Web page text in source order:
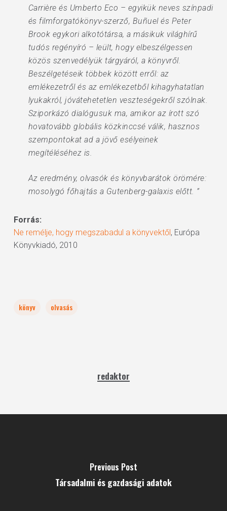
Carrière és Umberto Eco – egyikük neves színpadi
és filmforgatókönyv-szerző, Buñuel és Peter
Brook egykori alkotótársa, a másikuk világhírű
tudós regényíró – leült, hogy elbeszélgessen
közös szenvedélyük tárgyáról, a könyvről.
Beszélgetéseik többek között erről: az
emlékezetről és az emlékezetből kihagyhatatlan
lyukakról, jóvátehetetlen veszteségekről szólnak.
Sziporkázó dialógusuk ma, amikor az írott szó
hovatovább globális közkinccsé válik, hasznos
szempontokat ad a jövő esélyeinek
megítéléséhez is.
Az eredmény, olvasók és könyvbarátok örömére:
mosolygó főhajtás a Gutenberg-galaxis előtt. ”
Forrás:
Ne remélje, hogy megszabadul a könyvektől, Európa
Könyvkiadó, 2010
könyv olvasás
redaktor
Previous Post
Társadalmi és gazdasági adatok